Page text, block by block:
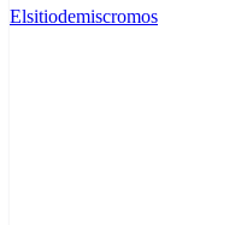
Elsitiodemiscromos